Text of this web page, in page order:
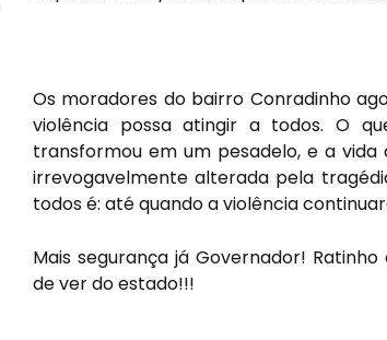
Os moradores do bairro Conradinho
violência possa atingir a todos. O
transformou em um pesadelo, e a
irrevogavelmente alterada pela
todos é: até quando a violência
Mais segurança já Governador!
de ver do estado!!!